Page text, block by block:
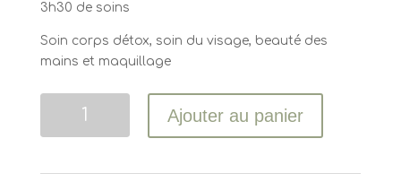
3h30 de soins
Soin corps détox, soin du visage, beauté des
mains et maquillage
Quantité
Ajouter au panier